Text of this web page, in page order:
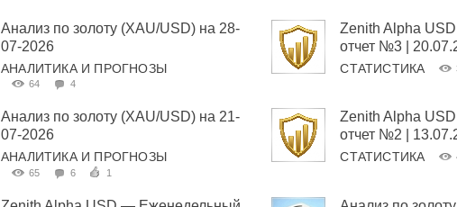
Анализ по золоту (XAU/USD) на 28-
07-2026
АНАЛИТИКА И ПРОГНОЗЫ
64 4
Zenith Alpha
отчет №3 |
СТАТИСТИКА
Анализ по золоту (XAU/USD) на 21-
07-2026
АНАЛИТИКА И ПРОГНОЗЫ
65 6 1
Zenith Alpha
отчет №2 |
СТАТИСТИКА